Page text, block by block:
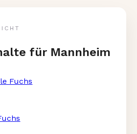
für Mannheim
Fuchs